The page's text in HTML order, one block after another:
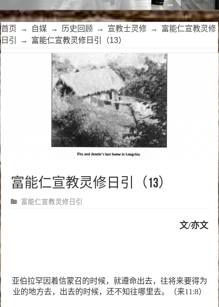
首页 → 自媒 → 历史回顾 → 宣教士灵修 →
富能仁宣教灵修
日引
→ 富能仁宣教灵修日引（13）
富能仁宣教灵修日引（13）
富能仁宣教灵修日引
文/亦文
亚伯拉罕因着信蒙召的时候，就遵命出去，往将来要得为
业的地方去，出去的时候，还不知往哪里去。（来11:8）